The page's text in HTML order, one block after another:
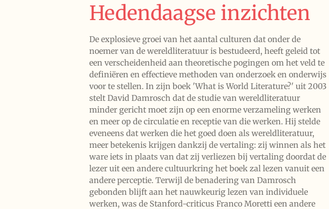
Hedendaagse inzichten
De explosieve groei van het aantal culturen dat onder de
noemer van de wereldliteratuur is bestudeerd, heeft geleid tot
een verscheidenheid aan theoretische pogingen om het veld te
definiëren en effectieve methoden van onderzoek en onderwijs
voor te stellen. In zijn boek 'What is World Literature?' uit 2003
stelt David Damrosch dat de studie van wereldliteratuur
minder gericht moet zijn op een enorme verzameling werken
en meer op de circulatie en receptie van die werken. Hij stelde
eveneens dat werken die het goed doen als wereldliteratuur,
meer betekenis krijgen dankzij de vertaling: zij winnen als het
ware iets in plaats van dat zij verliezen bij vertaling doordat de
lezer uit een andere cultuurkring het boek zal lezen vanuit een
andere perceptie. Terwijl de benadering van Damrosch
gebonden blijft aan het nauwkeurig lezen van individuele
werken, was de Stanford-criticus Franco Moretti een andere